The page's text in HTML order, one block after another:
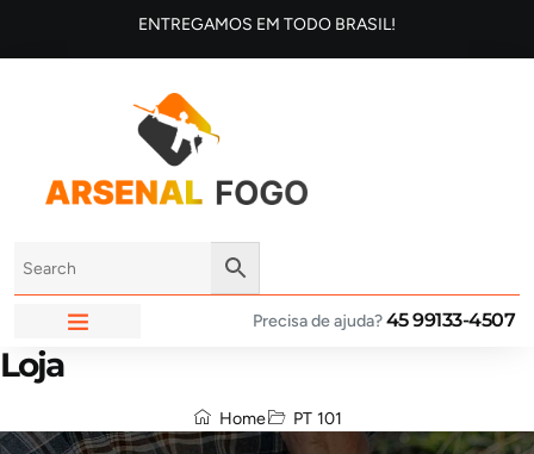
ENTREGAMOS EM TODO BRASIL!
Precisa de ajuda?45 99133-4507
Loja
Home PT 101